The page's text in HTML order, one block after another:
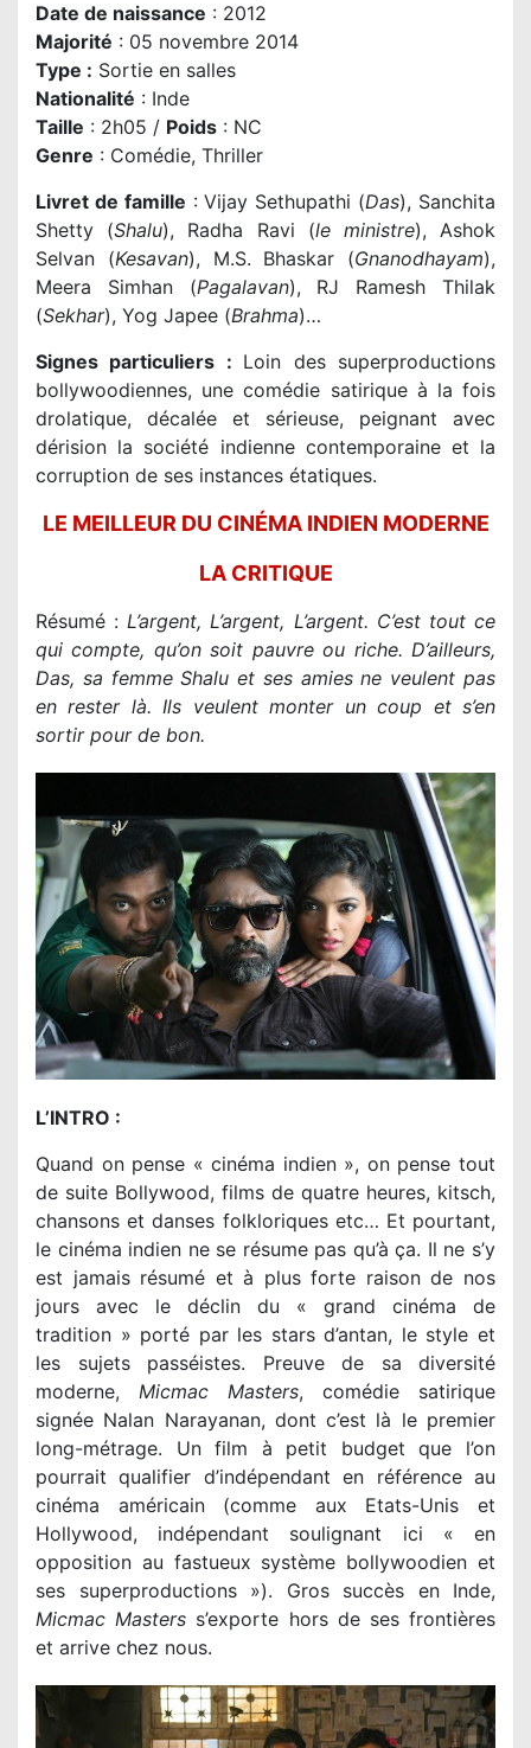
Date de naissance : 2012
Majorité : 05 novembre 2014
Type : Sortie en salles
Nationalité : Inde
Taille : 2h05 / Poids : NC
Genre : Comédie, Thriller
Livret de famille : Vijay Sethupathi (Das), Sanchita
Shetty (Shalu), Radha Ravi (le ministre), Ashok
Selvan (Kesavan), M.S. Bhaskar (Gnanodhayam),
Meera Simhan (Pagalavan), RJ Ramesh Thilak
(Sekhar), Yog Japee (Brahma)…
Signes particuliers : Loin des superproductions
bollywoodiennes, une comédie satirique à la fois
drolatique, décalée et sérieuse, peignant avec
dérision la société indienne contemporaine et la
corruption de ses instances étatiques.
LE MEILLEUR DU CINÉMA INDIEN MODERNE
LA CRITIQUE
Résumé :L’argent, L’argent, L’argent. C’est tout ce
qui compte, qu’on soit pauvre ou riche. D’ailleurs,
Das, sa femme Shalu et ses amies ne veulent pas
en rester là. Ils veulent monter un coup et s’en
sortir pour de bon.
L’INTRO :
Quand on pense « cinéma indien », on pense tout
de suite Bollywood, films de quatre heures, kitsch,
chansons et danses folkloriques etc… Et pourtant,
le cinéma indien ne se résume pas qu’à ça. Il ne s’y
est jamais résumé et à plus forte raison de nos
jours avec le déclin du « grand cinéma de
tradition » porté par les stars d’antan, le style et
les sujets passéistes. Preuve de sa diversité
moderne, Micmac Masters, comédie satirique
signée Nalan Narayanan, dont c’est là le premier
long-métrage. Un film à petit budget que l’on
pourrait qualifier d’indépendant en référence au
cinéma américain (comme aux Etats-Unis et
Hollywood, indépendant soulignant ici « en
opposition au fastueux système bollywoodien et
ses superproductions »). Gros succès en Inde,
Micmac Masters s’exporte hors de ses frontières
et arrive chez nous.